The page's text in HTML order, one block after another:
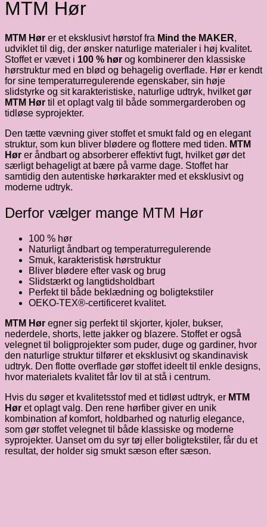
MTM Hør
MTM Hør er et eksklusivt hørstof fra Mind the MAKER,
udviklet til dig, der ønsker naturlige materialer i høj kvalitet.
Stoffet er vævet i 100 % hør og kombinerer den klassiske
hørstruktur med en blød og behagelig overflade. Hør er kendt
for sine temperaturregulerende egenskaber, sin høje
slidstyrke og sit karakteristiske, naturlige udtryk, hvilket gør
MTM Hør til et oplagt valg til både sommergarderoben og
tidløse syprojekter.
Den tætte vævning giver stoffet et smukt fald og en elegant
struktur, som kun bliver blødere og flottere med tiden. MTM
Hør er åndbart og absorberer effektivt fugt, hvilket gør det
særligt behageligt at bære på varme dage. Stoffet har
samtidig den autentiske hørkarakter med et eksklusivt og
moderne udtryk.
Derfor vælger mange MTM Hør
100 % hør
Naturligt åndbart og temperaturregulerende
Smuk, karakteristisk hørstruktur
Bliver blødere efter vask og brug
Slidstærkt og langtidsholdbart
Perfekt til både beklædning og boligtekstiler
OEKO-TEX®-certificeret kvalitet.
MTM Hør egner sig perfekt til skjorter, kjoler, bukser,
nederdele, shorts, lette jakker og blazere. Stoffet er også
velegnet til boligprojekter som puder, duge og gardiner, hvor
den naturlige struktur tilfører et eksklusivt og skandinavisk
udtryk. Den flotte overflade gør stoffet ideelt til enkle designs,
hvor materialets kvalitet får lov til at stå i centrum.
Hvis du søger et kvalitetsstof med et tidløst udtryk, er MTM
Hør et oplagt valg. Den rene hørfiber giver en unik
kombination af komfort, holdbarhed og naturlig elegance,
som gør stoffet velegnet til både klassiske og moderne
syprojekter. Uanset om du syr tøj eller boligtekstiler, får du et
resultat, der holder sig smukt sæson efter sæson.